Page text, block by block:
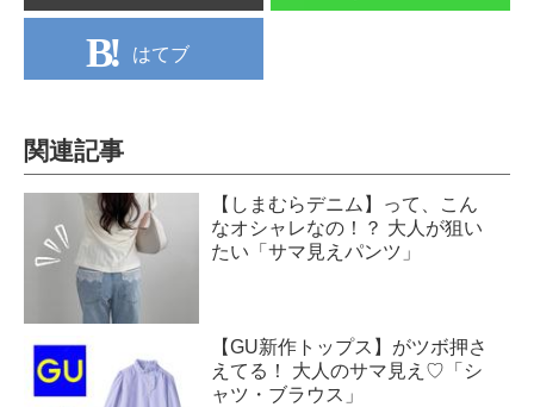
はてブ
関連記事
【しまむらデニム】って、こん
なオシャレなの！？ 大人が狙い
たい「サマ見えパンツ」
【GU新作トップス】がツボ押さ
えてる！ 大人のサマ見え♡「シ
ャツ・ブラウス」